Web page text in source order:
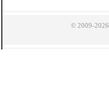
© 2009-2026